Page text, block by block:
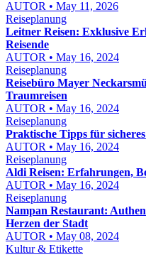
AUTOR • May 11, 2026
Reiseplanung
Leitner Reisen: Exklusive
Reisende
AUTOR • May 16, 2024
Reiseplanung
Reisebüro Mayer
Traumreisen
AUTOR • May 16, 2024
Reiseplanung
Praktische Tipps für
AUTOR • May 16, 2024
Reiseplanung
Aldi Reisen: Erfahrungen,
AUTOR • May 16, 2024
Reiseplanung
Nampan Restaurant:
Herzen der Stadt
AUTOR • May 08, 2024
Kultur & Etikette